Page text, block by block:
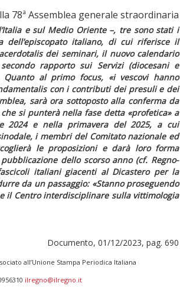
78ª Assemblea generale straordinaria
e sul Medio Oriente –, tre sono stati i
italiano, di cui riferisce il
dei seminari, il nuovo calendario
rapporto sui Servizi (diocesani e
al primo focus, «i vescovi hanno
con i contributi dei presuli e dei
sarà ora sottoposto alla conferma da
si punterà nella fase detta «profetica» a
2024 e nella primavera del 2025, a cui
i membri del Comitato nazionale ed
le proposizioni e darà loro forma
dello scorso anno (cf. Regno-
italiani giacenti al Dicastero per la
da un passaggio: «Stanno proseguendo
il Centro interdisciplinare sulla vittimologia
Documento, 01/12/2023, pag. 690
all’Unione Stampa Periodica Italiana
ilregno@ilregno.it